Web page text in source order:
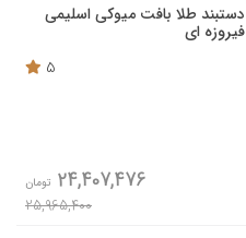
دستبند طلا بافت میوکی اسلیمی
فیروزه ای
5
24,407,476 تومان
25,965,400